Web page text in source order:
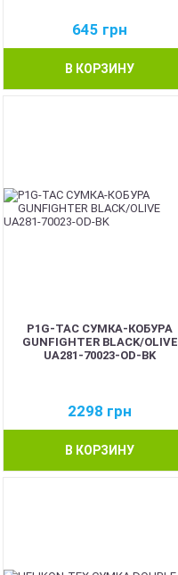
645 грн
В КОРЗИНУ
P1G-TAC СУМКА-КОБУРА
GUNFIGHTER BLACK/OLIVE
UA281-70023-OD-BK
2298 грн
В КОРЗИНУ